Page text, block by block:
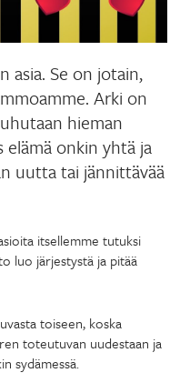
asia. Se on jotain,
Arki on
hieman
elämä onkin yhtä ja
uutta tai jännittävää
itsellemme tutuksi
luo järjestystä ja pitää
toiseen, koska
toteutuvan uudestaan ja
sydämessä.